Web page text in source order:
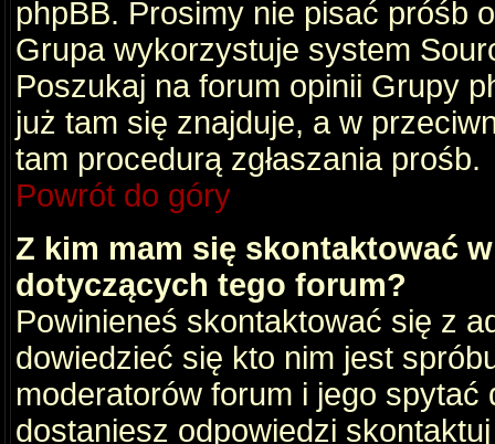
phpBB. Prosimy nie pisać próśb
Grupa wykorzystuje system
Poszukaj na forum opinii Grupy
już tam się znajduje, a w
tam procedurą zgłaszania prośb.
Powrót do góry
Z kim mam się skontaktować
dotyczących tego forum?
Powinieneś skontaktować się z
dowiedzieć się kto nim jest
moderatorów forum i jego
dostaniesz odpowiedzi